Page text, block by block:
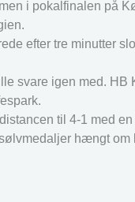
i pokalfinalen på
efter tre minutter
svare igen med.
til 4-1 med en
hængt